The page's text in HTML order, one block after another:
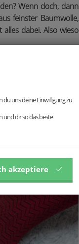
Wenn doch, dann
feinster Baumwolle,
dabei. Also wieso
von 2, 3, oder auch
und betont Eure
uns deine Einwilligung zu
und dir so das beste
akzeptiere